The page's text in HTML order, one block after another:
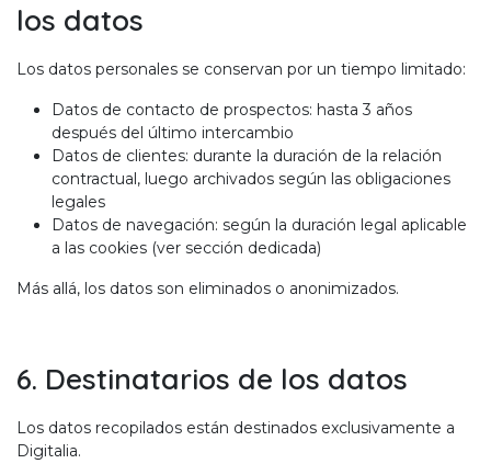
los datos
Los datos personales se conservan por un tiempo limitado:
Datos de contacto de prospectos: hasta 3 años
después del último intercambio
Datos de clientes: durante la duración de la relación
contractual, luego archivados según las obligaciones
legales
Datos de navegación: según la duración legal aplicable
a las cookies (ver sección dedicada)
Más allá, los datos son eliminados o anonimizados.
6. Destinatarios de los datos
Los datos recopilados están destinados exclusivamente a
Digitalia.